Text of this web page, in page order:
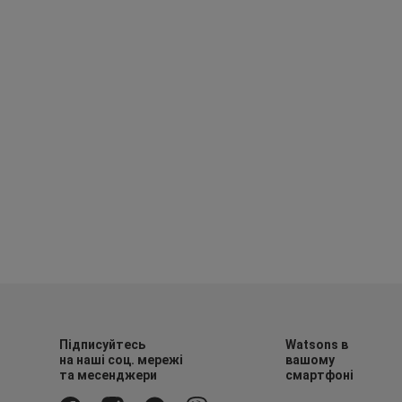
Підписуйтесь
на наші соц. мережі
та месенджери
Watsons в
вашому
смартфоні